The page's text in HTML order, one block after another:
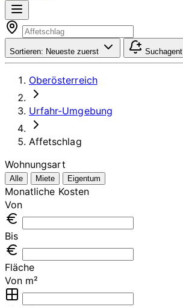
Sortieren: Neueste zuerst Suchagent
Oberösterreich
Urfahr-Umgebung
Affetschlag
Wohnungsart
Alle Miete Eigentum
Monatliche Kosten
Von
Bis
Fläche
Von m²